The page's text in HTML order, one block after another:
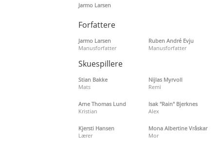
Jarmo Larsen
Forfattere
Jarmo Larsen
Manusforfatter
Ruben André Evju
Manusforfatter
Skuespillere
Stian Bakke
Mats
Nijlas Myrvoll
Remi
Arne Thomas Lund
Kristian
Isak "Rain" Bjerknes
Alex
Kjersti Hansen
Lærer
Mona Albertine Vråskar
Mor